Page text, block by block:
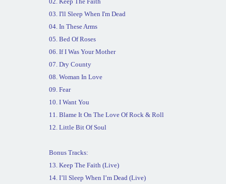
03. I'll Sleep When I'm Dead
04. In These Arms
05. Bed Of Roses
06. If I Was Your Mother
07. Dry County
08. Woman In Love
09. Fear
10. I Want You
11. Blame It On The Love Of Rock & Roll
12. Little Bit Of Soul
Bonus Tracks:
13. Keep The Faith (Live)
14. I’ll Sleep When I’m Dead (Live)